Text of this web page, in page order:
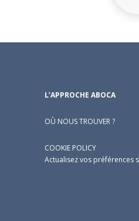
L’APPROCHE ABOCA
OÙ NOUS TROUVER ?
COOKIE POLICY
Actualisez vos préférences